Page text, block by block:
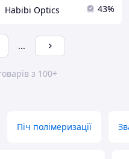
Habibi Optics 43%
...
з 100+
Піч полімеризації